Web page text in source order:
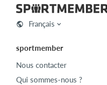
Français
sportmember
Nous contacter
Qui sommes-nous ?